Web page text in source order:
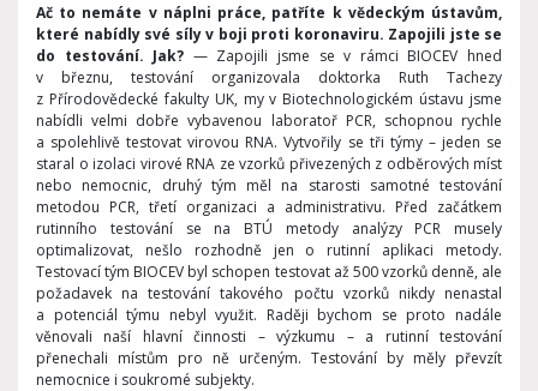
Ač to nemáte v náplni práce, patříte k vědeckým ústavům,
které nabídly své síly v boji proti koronaviru. Zapojili jste se
do testování. Jak? — Zapojili jsme se v rámci BIOCEV hned
v březnu, testování organizovala doktorka Ruth Tachezy
z Přírodovědecké fakulty UK, my v Biotechnologickém ústavu jsme
nabídli velmi dobře vybavenou laboratoř PCR, schopnou rychle
a spolehlivě testovat virovou RNA. Vytvořily se tři týmy – jeden se
staral o izolaci virové RNA ze vzorků přivezených z odběrových míst
nebo nemocnic, druhý tým měl na starosti samotné testování
metodou PCR, třetí organizaci a administrativu. Před začátkem
rutinního testování se na BTÚ metody analýzy PCR musely
optimalizovat, nešlo rozhodně jen o rutinní aplikaci metody.
Testovací tým BIOCEV byl schopen testovat až 500 vzorků denně, ale
požadavek na testování takového počtu vzorků nikdy nenastal
a potenciál týmu nebyl využit. Raději bychom se proto nadále
věnovali naší hlavní činnosti – výzkumu – a rutinní testování
přenechali místům pro ně určeným. Testování by měly převzít
nemocnice i soukromé subjekty.